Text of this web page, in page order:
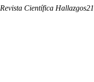
Revista Científica Hallazgos21